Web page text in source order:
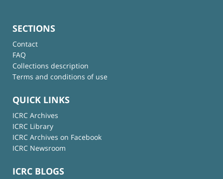
SECTIONS
Contact
FAQ
Collections description
Terms and conditions of use
QUICK LINKS
ICRC Archives
ICRC Library
ICRC Archives on Facebook
ICRC Newsroom
ICRC BLOGS